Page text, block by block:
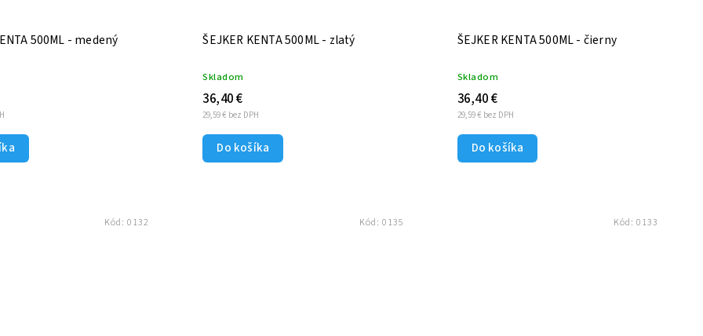
500ML - medený ŠEJKER KENTA 500ML - zlatý
Skladom
29,59 € bez DPH
36,40 €
Do košíka
ŠEJKER KENTA 500ML - čierny
Skladom
29,59 € bez DPH
36,40 €
Do košíka
Kód:0132 Kód: 0135 Kód: 0133